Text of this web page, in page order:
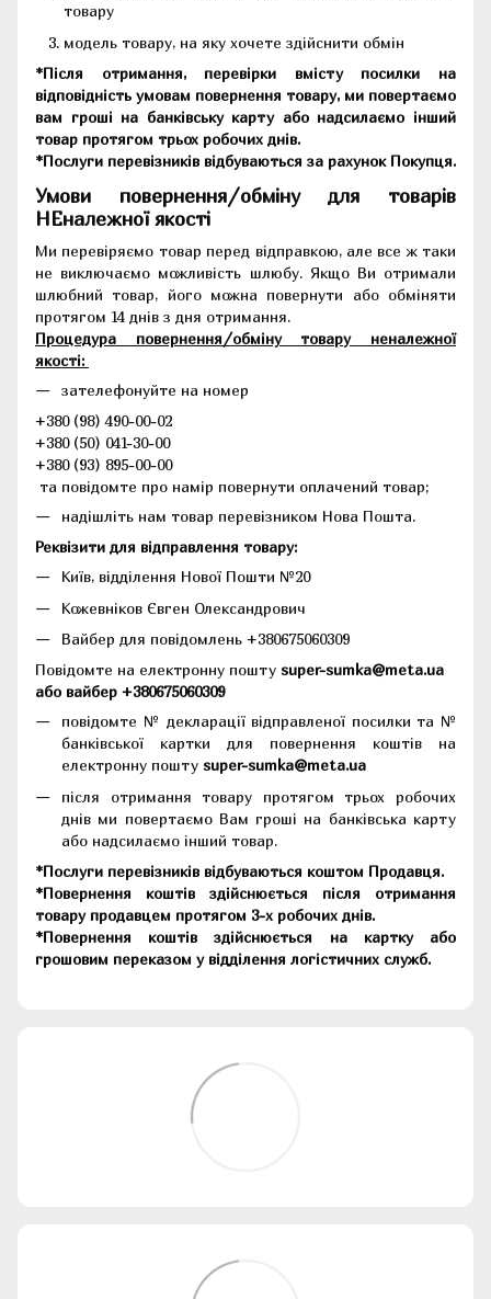
товару
модель товару, на яку хочете здійснити обмін
*Після отримання, перевірки вмісту посилки на
відповідність умовам повернення товару, ми повертаємо
вам гроші на банківську карту або надсилаємо інший
товар протягом трьох робочих днів.
*Послуги перевізників відбуваються за рахунок Покупця.
Умови повернення/обміну для товарів
НЕналежної якості
Ми перевіряємо товар перед відправкою, але все ж таки
не виключаємо можливість шлюбу. Якщо Ви отримали
шлюбний товар, його можна повернути або обміняти
протягом 14 днів з дня отримання.
Процедура повернення/обміну товару неналежної
якості:
зателефонуйте на номер
+380 (98) 490-00-02
+380 (50) 041-30-00
+380 (93) 895-00-00
та повідомте про намір повернути оплачений товар;
надішліть нам товар перевізником Нова Пошта.
Реквізити для відправлення товару:
Київ, відділення Нової Пошти №20
Кожевніков Євген Олександрович
Вайбер для повідомлень +380675060309
Повідомте на електронну пошту super-sumka@meta.ua
або вайбер +380675060309
повідомте № декларації відправленої посилки та №
банківської картки для повернення коштів на
електронну пошту super-sumka@meta.ua
після отримання товару протягом трьох робочих
днів ми повертаємо Вам гроші на банківська карту
або надсилаємо інший товар.
*Послуги перевізників відбуваються коштом Продавця.
*Повернення коштів здійснюється після отримання
товару продавцем протягом 3-х робочих днів.
*Повернення коштів здійснюється на картку або
грошовим переказом у відділення логістичних служб.